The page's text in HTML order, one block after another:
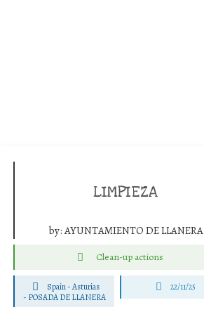
LIMPIEZA
by:AYUNTAMIENTO DE LLANERA
Clean-up actions
Spain - Asturias
- POSADA DE LLANERA
22/11/25